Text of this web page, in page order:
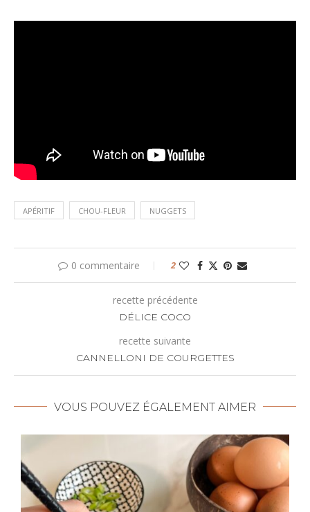
APÉRITIF CHOU-FLEUR NUGGETS
0 commentaire 2
recette précédente
DÉLICE COCO
recette suivante
CANNELLONI DE COURGETTES
VOUS POUVEZ ÉGALEMENT AIMER